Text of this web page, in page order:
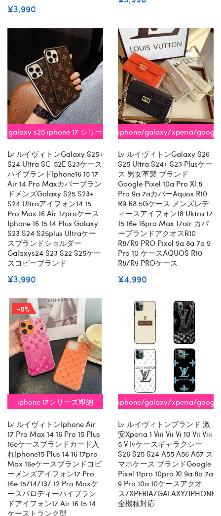
¥3,990
galaxy s25 iphone 17 シリー
Lv ルイヴィトンGalaxy S25+
S24 Ultra SC-52E S23ケース
ハイブランドiphone16 15 17
Air 14 Pro Maxカバーブラン
ドメンズgalaxy S25 S23+
S24 Ultraアイフォン14 15
Pro Max 16 Air 17proケース
Iphone 16 15 14 Plus Galaxy
S23 S24 S25plus Ultraケー
スブランドショルダー
Galaxys24 S23 S22 S25ケー
スコピーブランド
¥3,990
iphone/galaxy/xperia/
Lv ルイヴィトンGalaxy S26
S25 Ultra S24+ S23 Plusケー
ス 男女革製 ブランド
Google Pixel 10a Pro Xl 8
Pro 9a 7aカバーaquos R10
R9 R8 5Gケース メンズレデ
ィースアイフォン18 Uktra 17
15 16e 16pro Max 17air カバ
ーブランドアクオスR10
R8/R9 PRO Pixel 9a 8a 7a 9
Pro 10 ケースAQUOS R10
R8/R9 PROケース
¥4,990
-0%
iphone 17シリーズ即納
Lv ルイヴィトンiphone Air
17 Pro Max 14 16 Pro 15 Plus
16eケースブランドカード入
れiphone15 Plus 14 16 17pro
Max 16eケースブランドコピ
ーメンズアイフォン17 Pro
16e 15/14/13/ 12 Pro Maxケ
ースパロディーハイブラン
ドアイフォン17 Air 16 15 14
ケーストランク型
iphone/galaxy/xperia/
Lv ルイヴィトンブランド 激
安xperia 1 Viii Vii Vi 10 Vii Viii
5 V Ivケースギャラクシー
S26 S25 S24 A55 A56 A57 ス
マホケース ブランドgoogle
Pixel 11pro 10pro Xl 9a 8a 7a
9 Pro 10a 10ケースアクオ
ス/XPERIA/GALAXY/IPHONE
全機種対応